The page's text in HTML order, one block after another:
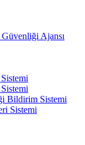
Ajansı
Bildirim Sistemi
Sistemi